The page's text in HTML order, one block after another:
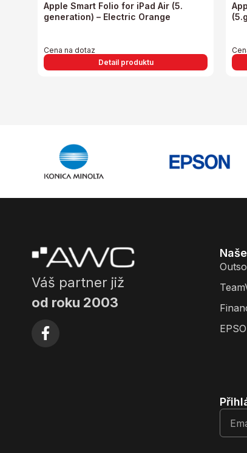
Apple Smart Folio for iPad Air (5.
generation) – Electric Orange
Cena na dotaz
Detail produktu
Váš partner již
od roku 2003